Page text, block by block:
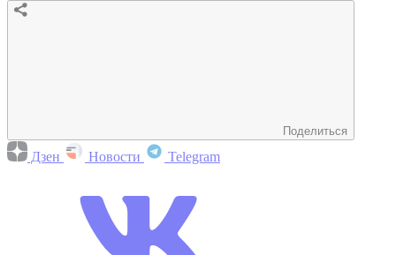
Поделиться
Дзен Новости Telegram